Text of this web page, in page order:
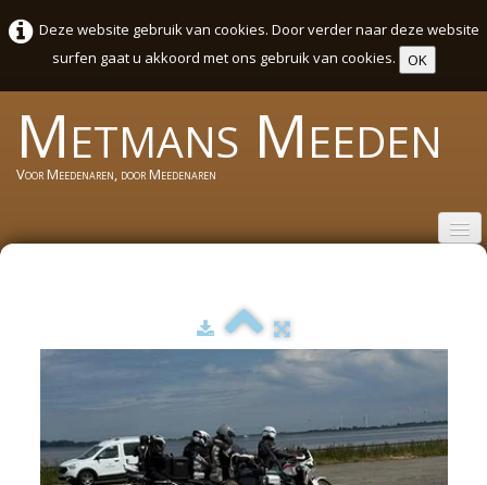
Deze website gebruik van cookies. Door verder naar deze website
surfen gaat u akkoord met ons gebruik van cookies.
OK
Metmans Meeden
Voor Meedenaren, door Meedenaren
Activiteiten Agenda Meeden
Sport en cultuurweek 2026
Foto's▼